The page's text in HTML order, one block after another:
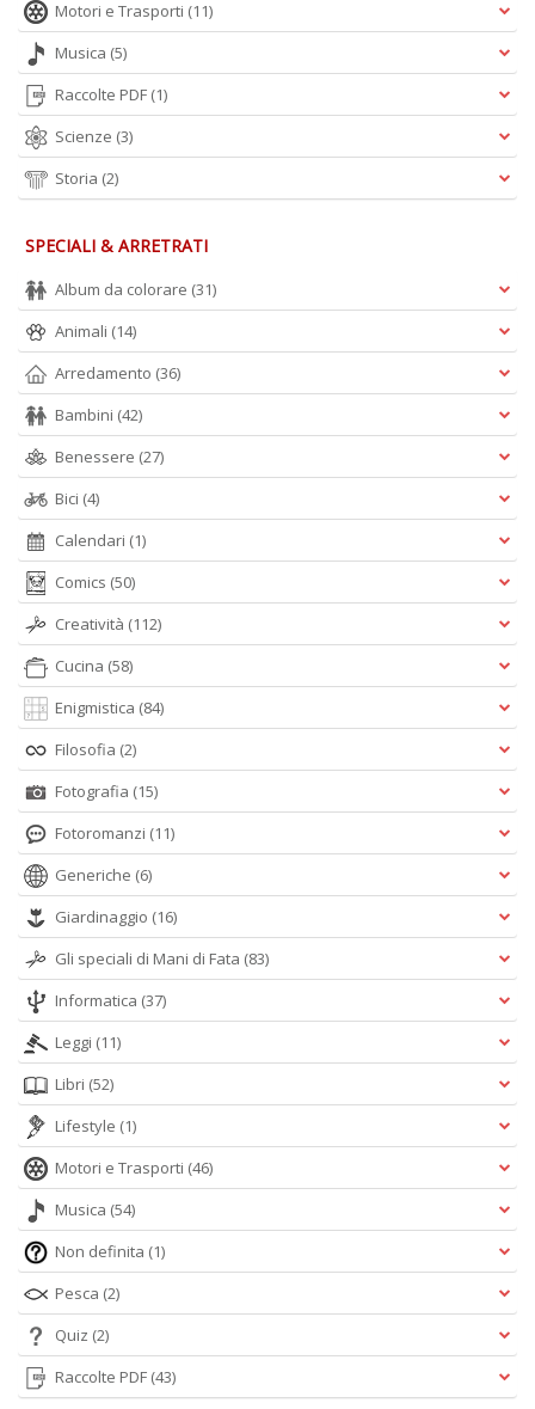
Motori e Trasporti (11)
Musica (5)
Raccolte PDF (1)
Scienze (3)
Storia (2)
SPECIALI & ARRETRATI
Album da colorare (31)
Animali (14)
Arredamento (36)
Bambini (42)
Benessere (27)
Bici (4)
Calendari (1)
Comics (50)
Creatività (112)
Cucina (58)
Enigmistica (84)
Filosofia (2)
Fotografia (15)
Fotoromanzi (11)
Generiche (6)
Giardinaggio (16)
Gli speciali di Mani di Fata (83)
Informatica (37)
Leggi (11)
Libri (52)
Lifestyle (1)
Motori e Trasporti (46)
Musica (54)
Non definita (1)
Pesca (2)
Quiz (2)
Raccolte PDF (43)